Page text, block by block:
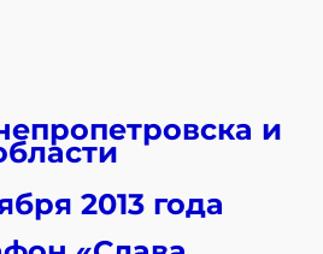
и
2013 года